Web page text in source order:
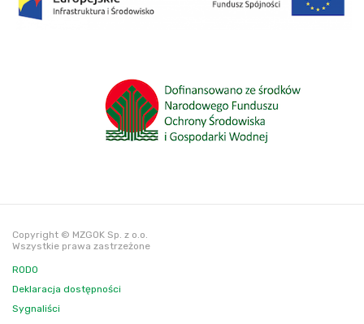
Copyright © MZGOK Sp. z o.o.
Wszystkie prawa zastrzeżone
RODO
Deklaracja dostępności
Sygnaliści